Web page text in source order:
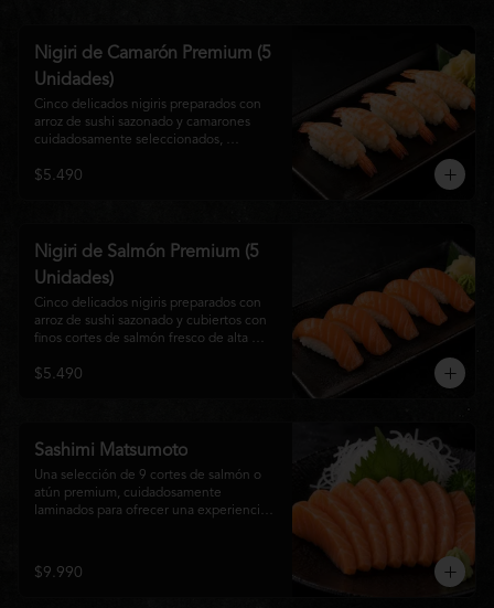
Nigiri de Camarón Premium (5
Unidades)
Cinco delicados nigiris preparados con
arroz de sushi sazonado y camarones
cuidadosamente seleccionados,
Su textura suave, frescura y sabor natural
$5.490
Nigiri de Salmón Premium (5
Unidades)
Cinco delicados nigiris preparados con
arroz de sushi sazonado y cubiertos con
finos cortes de salmón fresco de alta
gastronomía japonesa que destaca por su
$5.490
Sashimi Matsumoto
Una selección de 9 cortes de salmón o
atún premium, cuidadosamente
laminados para ofrecer una experiencia
$9.990